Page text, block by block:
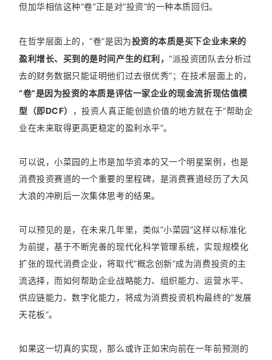
但加华相信这种“卷”正是对“投资”的一种本质回归。
在哲学层面上的，“卷”是因为投资的本质是买下企业未来的
盈利增长、买到的是时间产生的红利，“派投资团队去分析过
去的财务数据只能证明他们过去很优秀”；在技术层面上的，
“卷”是因为投资的本质是评估一家企业的现金流折现估值模
型（即DCF）
，投资人真正能创造价值的地方就在于“帮助企
业在未来取得更高更稳定的盈利水平”。
可以说，小菜园的上市是加华资本的又一个明星案例，也是
消费投资赛道的一个重要的里程碑，是消费赛道经历了大风
大浪的冲刷后一次集体思考的结果。
可以预见的是，在未来几年里，类似“小菜园”这样以标准化
为前提，基于不断完善的现代化科学管理系统，实现规模化
扩张的现代消费企业，将取代“概念创新”成为消费投资的主
流选择，而如何帮助企业战略能力、组织能力、运营水平、
供应链能力、数字化能力，将成为消费投资机构最终的“发展
天花板”。
如果这一切真的实现，那么或许正如宋向前在一年前预测的